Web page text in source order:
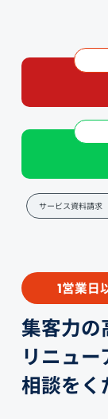
サービス資料請求
1営業日
集客力の
リニュ
相談をく